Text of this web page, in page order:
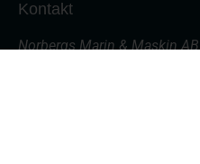
Kontakt
Norbergs Marin & Maskin AB